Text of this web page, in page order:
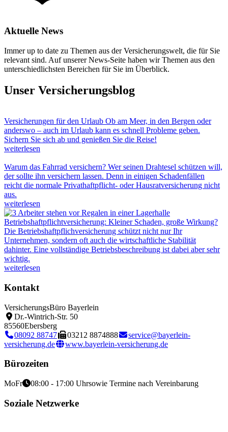
Aktuelle News
Immer up to date zu Themen aus der Versicherungswelt, die für Sie
relevant sind. Auf unserer News-Seite haben wir Themen aus den
unterschiedlichsten Bereichen für Sie im Überblick.
Unser Versicherungsblog
Versicherungen für den Urlaub Ob am Meer, in den Bergen oder
anderswo – auch im Urlaub kann es schnell Probleme geben.
Sichern Sie sich ab und genießen Sie die Reise!
weiterlesen
Warum das Fahrrad versichern? Wer seinen Drahtesel schützen will,
der sollte ihn versichern lassen. Denn in einigen Schadenfällen
reicht die normale Privathaftpflicht- oder Hausratversicherung nicht
aus.
weiterlesen
Betriebshaftpflichtversicherung: Kleiner Schaden, große Wirkung?
Die Betriebshaftpflichversicherung schützt nicht nur Ihr
Unternehmen, sondern oft auch die wirtschaftliche Stabilität
dahinter. Eine vollständige Betriebsbeschreibung ist dabei aber sehr
wichtig.
weiterlesen
Kontakt
VersicherungsBüro Bayerlein
Dr.-Wintrich-Str. 50
85560Ebersberg
08092 88747
03212 8874888
service@bayerlein-
versicherung.de
www.bayerlein-versicherung.de
Bürozeiten
MoFr 08:00 - 17:00 Uhrsowie Termine nach Vereinbarung
Soziale Netzwerke